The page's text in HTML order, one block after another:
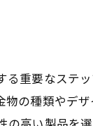
実現への挑戦
重要なステ
の種類やデ